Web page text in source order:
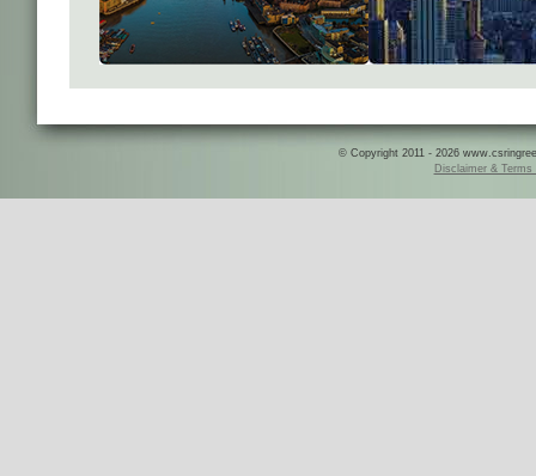
© Copyright 2011 - 2026
Disclaimer & Terms